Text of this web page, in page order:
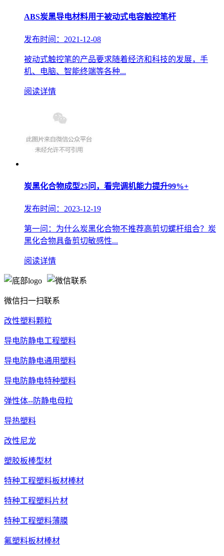
ABS炭黑导电材料用于被动式电容触控笔杆
发布时间：2021-12-08
被动式触控笔的产品要求随着经济和科技的发展，手
机、电脑、智能终端等各种...
阅读详情
炭黑化合物成型25问，看完调机能力提升99%+
发布时间：2023-12-19
第一问：为什么炭黑化合物不推荐高剪切螺杆组合？炭
黑化合物具备剪切敏感性...
阅读详情
微信扫一扫联系
改性塑料颗粒
导电防静电工程塑料
导电防静电通用塑料
导电防静电特种塑料
弹性体--防静电母粒
导热塑料
改性尼龙
塑胶板棒型材
特种工程塑料板材棒材
特种工程塑料片材
特种工程塑料薄膜
氟塑料板材棒材